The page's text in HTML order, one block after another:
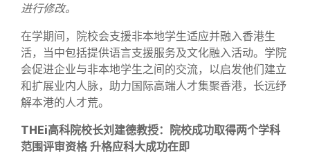
进行修改。
在学期间，院校会支援非本地学生适应并融入香港生
活，当中包括提供语言支援服务及文化融入活动。学院
会促进企业与非本地学生之间的交流，以启发他们建立
和扩展业内人脉，助力国际高端人才集聚香港，长远纾
解本港的人才荒。
THEi高科院校长刘建德教授：院校成功取得两个学科
范围评审资格 升格应科大成功在即